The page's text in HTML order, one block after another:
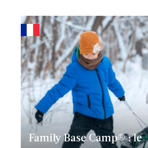
Family Base Camp® : le